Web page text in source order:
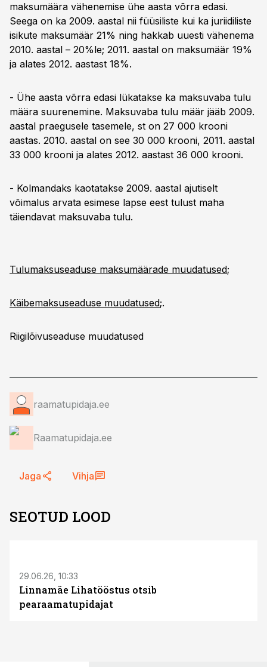
maksumäära vähenemise ühe aasta võrra edasi.
Seega on ka 2009. aastal nii füüsiliste kui ka juriidiliste
isikute maksumäär 21% ning hakkab uuesti vähenema
2010. aastal – 20%le; 2011. aastal on maksumäär 19%
ja alates 2012. aastast 18%.
- Ühe aasta võrra edasi lükatakse ka maksuvaba tulu
määra suurenemine. Maksuvaba tulu määr jääb 2009.
aastal praegusele tasemele, st on 27 000 krooni
aastas. 2010. aastal on see 30 000 krooni, 2011. aastal
33 000 krooni ja alates 2012. aastast 36 000 krooni.
- Kolmandaks kaotatakse 2009. aastal ajutiselt
võimalus arvata esimese lapse eest tulust maha
täiendavat maksuvaba tulu.
Tulumaksuseaduse maksumäärade muudatused;
Käibemaksuseaduse muudatused;.
Riigilõivuseaduse muudatused
raamatupidaja.ee
Raamatupidaja.ee
Jaga Vihja
SEOTUD LOOD
29.06.26, 10:33
Linnamäe Lihatööstus otsib
pearaamatupidajat